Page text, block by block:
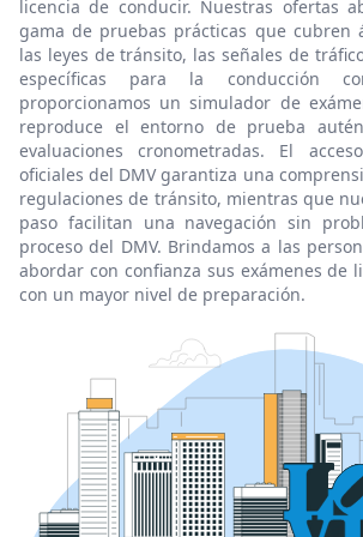
licencia de conducir. Nuestras ofertas
gama de pruebas prácticas que cubren
las leyes de tránsito, las señales de
específicas para la conducción
proporcionamos un simulador de
reproduce el entorno de prueba
evaluaciones cronometradas. El
oficiales del DMV garantiza una
regulaciones de tránsito, mientras que
paso facilitan una navegación sin
proceso del DMV. Brindamos a las
abordar con confianza sus exámenes de
con un mayor nivel de preparación.